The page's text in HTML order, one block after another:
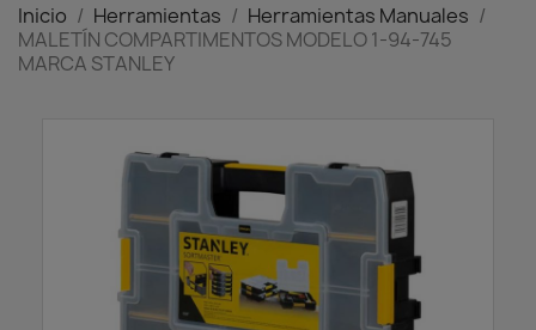
Inicio Herramientas
Herramientas Manuales
MALETÍN COMPARTIMENTOS MODELO 1-94-745
MARCA STANLEY